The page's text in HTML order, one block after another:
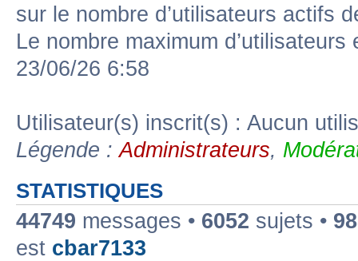
sur le nombre d’utilisateurs actifs
Le nombre maximum
23/06/26 6:58
Utilisateur(s) inscrit(s) : Aucun
Légende :Administrateurs,
STATISTIQUES
44749 messages • 6052 sujets •
est cbar7133